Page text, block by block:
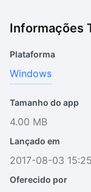
Informações
Plataforma
Windows
Tamanho do app
4.00 MB
Lançado em
2017-08-03
Oferecido por